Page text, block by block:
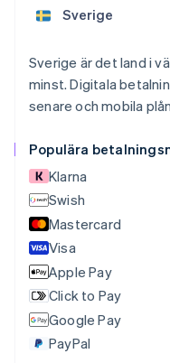
Sverige är det land i
minst. Digitala
senare och mobila
Populära
Klarna
Swish
Mastercard
Visa
Apple Pay
Click to Pay
Google Pay
PayPal
Bulgarien
Cypern
English
Danmark
English
English
简体中文
Finland
English Svenska
Français
Förenade
English
English
Grekland